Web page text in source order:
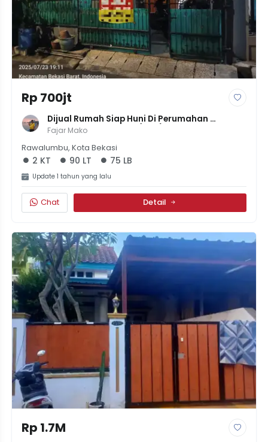
Rp 700jt
Dijual Rumah Siap Huni Di Perumahan
Rawalumbu, LT 90m² (6x15), LB 75m², 1 Lantai,
2 KT, SHM, IMB, Harga 750 Juta!
Fajar Mako
Rawalumbu, Kota Bekasi
2 KT 90 LT 75 LB
Update 1 tahun yang lalu
Chat Detail
Rp 1.7M